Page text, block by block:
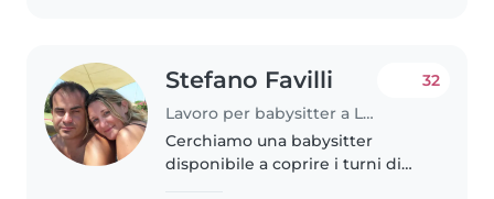
Stefano Favilli
Lavoro per babysitter a Livorno
32
Cerchiamo una babysitter
disponibile a coprire i turni di